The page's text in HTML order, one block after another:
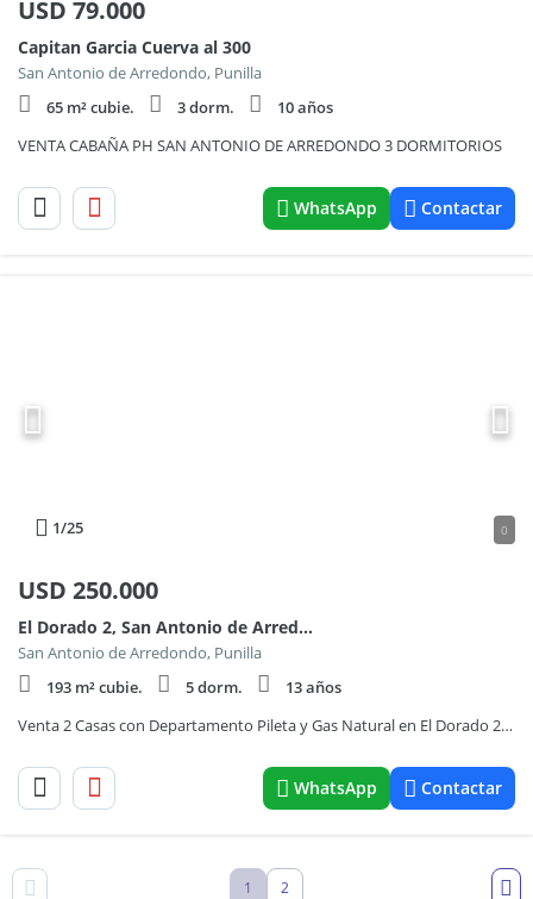
USD 79.000
Capitan Garcia Cuerva al 300
San Antonio de Arredondo, Punilla
65 m² cubie.
3 dorm.
10 años
VENTA CABAÑA PH SAN ANTONIO DE ARREDONDO 3 DORMITORIOS
WhatsApp Contactar
1/25 0
USD 250.000
El Dorado 2, San Antonio de Arredondo
San Antonio de Arredondo, Punilla
193 m² cubie.
5 dorm.
13 años
Venta 2 Casas con Departamento Pileta y Gas Natural en El Dorado 2 - San Antonio de Arredondo
WhatsApp Contactar
1 2